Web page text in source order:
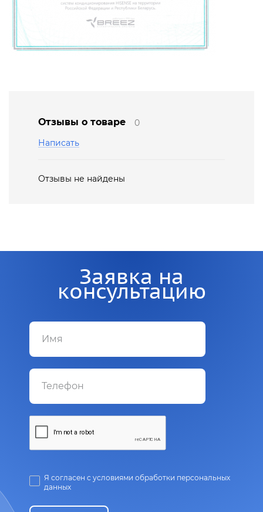
Отзывы о товаре
0
Написать
Отзывы не найдены
Заявка на
консультацию
Я согласен с условиями обработки персональных
данных